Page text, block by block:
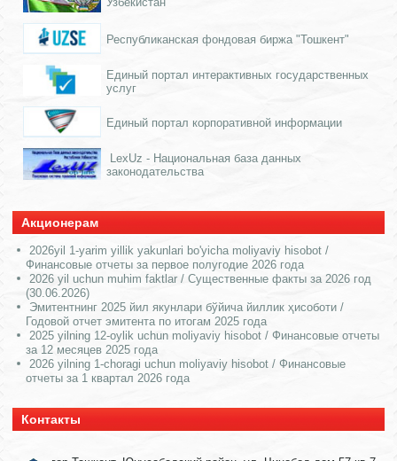
Республиканская фондовая биржа "Тошкент"
Единый портал интерактивных государственных
услуг
Единый портал корпоративной информации
LexUz - Национальная база данных
законодательства
Акционерам
2026yil 1-yarim yillik yakunlari bo'yicha moliyaviy hisobot /
Финансовые отчеты за первое полугодие 2026 года
2026 yil uchun muhim faktlar / Существенные факты за 2026 год
(30.06.2026)
Эмитентнинг 2025 йил якунлари бўйича йиллик ҳисоботи /
Годовой отчет эмитента по итогам 2025 года
2025 yilning 12-oylik uchun moliyaviy hisobot / Финансовые отчеты
за 12 месяцев 2025 года
2026 yilning 1-choragi uchun moliyaviy hisobot / Финансовые
отчеты за 1 квартал 2026 года
Контакты